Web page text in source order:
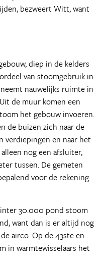
bezweert Witt, want
diep in de kelders
van stoomgebruik in
nauwelijks ruimte in
de muur komen een
het gebouw invoeren.
de buizen zich naar de
verdiepingen en naar het
nog een afsluiter,
tussen. De gemeten
voor de rekening
30.000 pond stoom
want dan is er altijd nog
airco. Op de 43ste en
in warmtewisselaars het